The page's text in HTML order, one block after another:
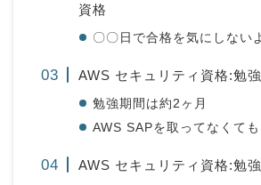
資格
〇〇日で合格を気にしない
AWS セキュリティ資格:勉
勉強期間は約2ヶ月
AWS SAPを取ってなくて
AWS セキュリティ資格:勉